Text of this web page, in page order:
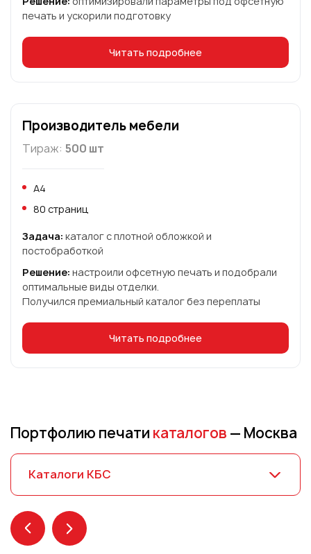
печать и ускорили подготовку
Читать подробнее
Производитель мебели
Тираж: 500 шт
А4
80 страниц
Задача: каталог с плотной обложкой и
постобработкой
Решение: настроили офсетную печать и подобрали
оптимальные виды отделки.
Получился премиальный каталог без переплаты
Читать подробнее
Портфолию печати каталогов — Москва
Каталоги КБС